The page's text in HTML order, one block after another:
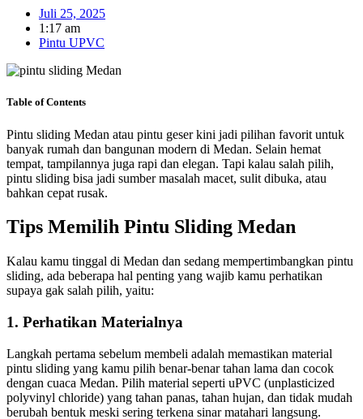
Juli 25, 2025
1:17 am
Pintu UPVC
Table of Contents
Pintu sliding Medan atau pintu geser kini jadi pilihan favorit untuk
banyak rumah dan bangunan modern di Medan. Selain hemat
tempat, tampilannya juga rapi dan elegan. Tapi kalau salah pilih,
pintu sliding bisa jadi sumber masalah macet, sulit dibuka, atau
bahkan cepat rusak.
Tips Memilih Pintu Sliding Medan
Kalau kamu tinggal di Medan dan sedang mempertimbangkan pintu
sliding, ada beberapa hal penting yang wajib kamu perhatikan
supaya gak salah pilih, yaitu:
1. Perhatikan Materialnya
Langkah pertama sebelum membeli adalah memastikan material
pintu sliding yang kamu pilih benar-benar tahan lama dan cocok
dengan cuaca Medan. Pilih material seperti uPVC (unplasticized
polyvinyl chloride) yang tahan panas, tahan hujan, dan tidak mudah
berubah bentuk meski sering terkena sinar matahari langsung.